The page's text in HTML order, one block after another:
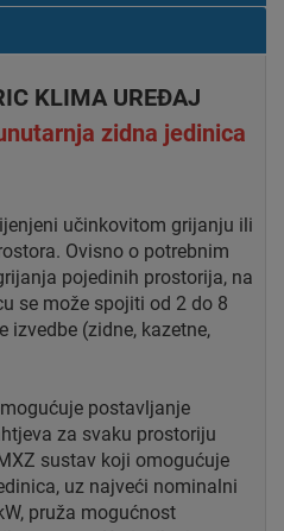
KLIMA UREĐAJ
zidna jedinica
učinkovitom grijanju ili
Ovisno o potrebnim
pojedinih prostorija, na
se može spojiti od 2 do 8
izvedbe (zidne, kazetne,
postavljanje
za svaku prostoriju
sustav koji omogućuje
uz najveći nominalni
pruža mogućnost